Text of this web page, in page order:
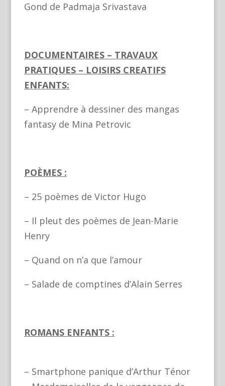
Gond de Padmaja Srivastava
DOCUMENTAIRES – TRAVAUX
PRATIQUES – LOISIRS CREATIFS
ENFANTS:
– Apprendre à dessiner des mangas
fantasy de Mina Petrovic
POÈMES :
– 25 poèmes de Victor Hugo
– Il pleut des poèmes de Jean-Marie
Henry
– Quand on n’a que l’amour
– Salade de comptines d’Alain Serres
ROMANS ENFANTS :
– Smartphone panique d’Arthur Ténor